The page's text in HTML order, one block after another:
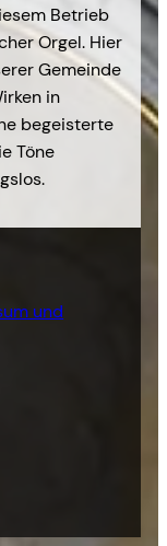
Betrieb
Orgel. Hier
Gemeinde
in
begeisterte
Töne
und